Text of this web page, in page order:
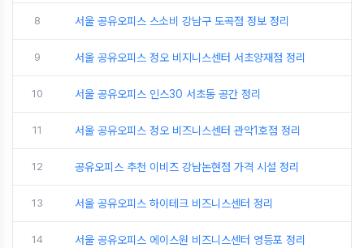
8 서울 공유오피스 스소비 강남구 도곡점 정보 정리
9 서울 공유오피스 정오 비지니스센터 서초양재점 정리
10 서울 공유오피스 인스30 서초동 공간 정리
11 서울 공유오피스 정오 비즈니스센터 관악1호점 정리
12 공유오피스 추천 이비즈 강남논현점 가격 시설 정리
13 서울 공유오피스 하이테크 비즈니스센터 정리
14 서울 공유오피스 에이스원 비즈니스센터 영등포 정리